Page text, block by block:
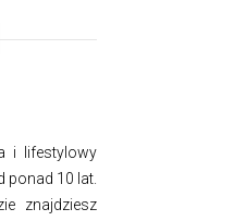
i
lifestylowy
10 lat.
znajdziesz